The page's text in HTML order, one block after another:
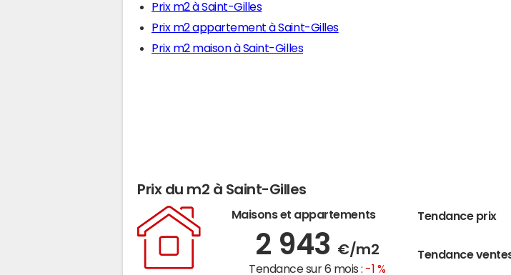
Prix m2 à Saint-Gilles
Prix m2 appartement à Saint-Gilles
Prix m2 maison à Saint-Gilles
Prix du m2 à Saint-Gilles
Maisons et appartements
2 943 €/m2
Tendance sur 6 mois : -1 %
Tendance prix
Tendance